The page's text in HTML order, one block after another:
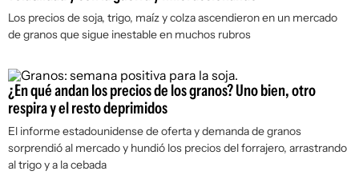
Los precios de soja, trigo, maíz y colza ascendieron en un mercado
de granos que sigue inestable en muchos rubros
¿En qué andan los precios de los granos? Uno bien, otro
respira y el resto deprimidos
El informe estadounidense de oferta y demanda de granos
sorprendió al mercado y hundió los precios del forrajero, arrastrando
al trigo y a la cebada